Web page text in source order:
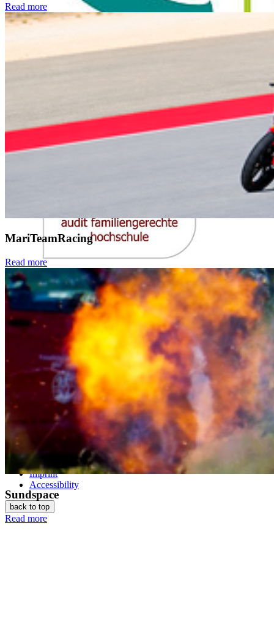
Read more
MariTeamRacing
Read more
Sundspace
Read more
Follow us
© 2026 Hochschule Stralsund
Data protection
Imprint
Accessibility
back to top